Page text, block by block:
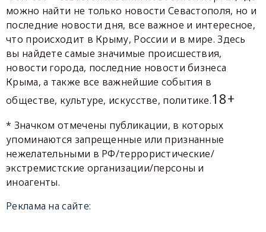
можно найти не только новости Севастополя, но и
последние новости дня, все важное и интересное,
что происходит в Крыму, России и в мире. Здесь
вы найдете самые значимые происшествия,
новости города, последние новости бизнеса
Крыма, а также все важнейшие события в
обществе, культуре, искусстве, политике.18+
* Значком отмечены публикации, в которых
упоминаются запрещенные или признанные
нежелательными в РФ/террористические/
экстремистские организации/персоны и
иноагенты.
Реклама на сайте: